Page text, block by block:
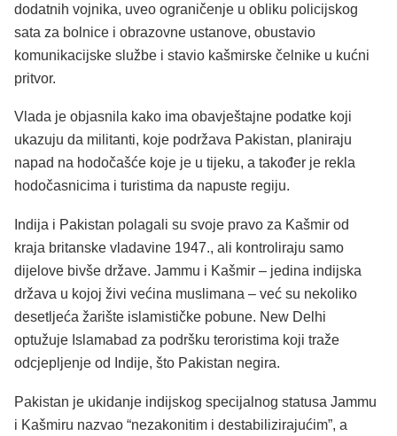
dodatnih vojnika, uveo ograničenje u obliku policijskog
sata za bolnice i obrazovne ustanove, obustavio
komunikacijske službe i stavio kašmirske čelnike u kućni
pritvor.
Vlada je objasnila kako ima obavještajne podatke koji
ukazuju da militanti, koje podržava Pakistan, planiraju
napad na hodočašće koje je u tijeku, a također je rekla
hodočasnicima i turistima da napuste regiju.
Indija i Pakistan polagali su svoje pravo za Kašmir od
kraja britanske vladavine 1947., ali kontroliraju samo
dijelove bivše države. Jammu i Kašmir – jedina indijska
država u kojoj živi većina muslimana – već su nekoliko
desetljeća žarište islamističke pobune. New Delhi
optužuje Islamabad za podršku teroristima koji traže
odcjepljenje od Indije, što Pakistan negira.
Pakistan je ukidanje indijskog specijalnog statusa Jammu
i Kašmiru nazvao “nezakonitim i destabilizirajućim”, a